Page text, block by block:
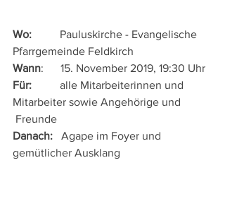
Wo:
         Pauluskirche - Evangelische
Pfarrgemeinde Feldkirch
Wann:      15. November 2019, 19:30 Uhr
Für:
          alle Mitarbeiterinnen und
Mitarbeiter sowie Angehörige und
Freunde
Danach:
   Agape im Foyer und
gemütlicher Ausklang